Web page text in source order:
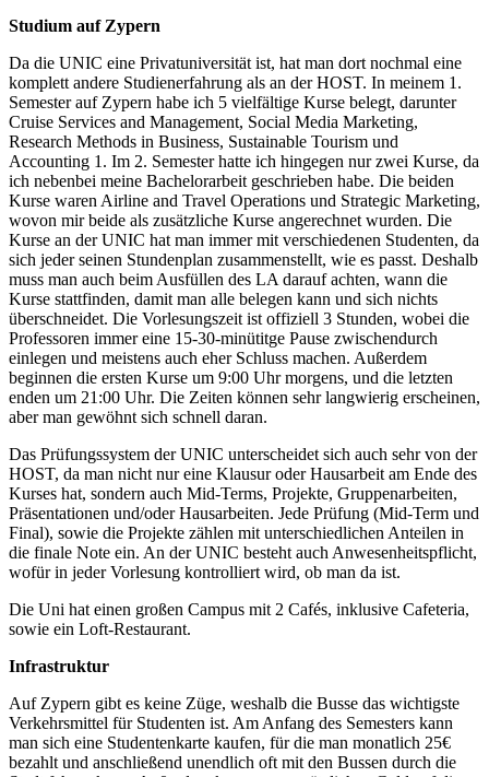
Studium auf Zypern
Da die UNIC eine Privatuniversität ist, hat man dort nochmal eine
komplett andere Studienerfahrung als an der HOST. In meinem 1.
Semester auf Zypern habe ich 5 vielfältige Kurse belegt, darunter
Cruise Services and Management, Social Media Marketing,
Research Methods in Business, Sustainable Tourism und
Accounting 1. Im 2. Semester hatte ich hingegen nur zwei Kurse, da
ich nebenbei meine Bachelorarbeit geschrieben habe. Die beiden
Kurse waren Airline and Travel Operations und Strategic Marketing,
wovon mir beide als zusätzliche Kurse angerechnet wurden. Die
Kurse an der UNIC hat man immer mit verschiedenen Studenten, da
sich jeder seinen Stundenplan zusammenstellt, wie es passt. Deshalb
muss man auch beim Ausfüllen des LA darauf achten, wann die
Kurse stattfinden, damit man alle belegen kann und sich nichts
überschneidet. Die Vorlesungszeit ist offiziell 3 Stunden, wobei die
Professoren immer eine 15-30-minütitge Pause zwischendurch
einlegen und meistens auch eher Schluss machen. Außerdem
beginnen die ersten Kurse um 9:00 Uhr morgens, und die letzten
enden um 21:00 Uhr. Die Zeiten können sehr langwierig erscheinen,
aber man gewöhnt sich schnell daran.
Das Prüfungssystem der UNIC unterscheidet sich auch sehr von der
HOST, da man nicht nur eine Klausur oder Hausarbeit am Ende des
Kurses hat, sondern auch Mid-Terms, Projekte, Gruppenarbeiten,
Präsentationen und/oder Hausarbeiten. Jede Prüfung (Mid-Term und
Final), sowie die Projekte zählen mit unterschiedlichen Anteilen in
die finale Note ein. An der UNIC besteht auch Anwesenheitspflicht,
wofür in jeder Vorlesung kontrolliert wird, ob man da ist.
Die Uni hat einen großen Campus mit 2 Cafés, inklusive Cafeteria,
sowie ein Loft-Restaurant.
Infrastruktur
Auf Zypern gibt es keine Züge, weshalb die Busse das wichtigste
Verkehrsmittel für Studenten ist. Am Anfang des Semesters kann
man sich eine Studentenkarte kaufen, für die man monatlich 25€
bezahlt und anschließend unendlich oft mit den Bussen durch die